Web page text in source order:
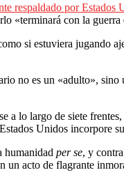
respaldado por Estados
«terminará con la guerra
si estuviera jugando
no es un «adulto»,
lo largo de siete
Unidos incorpore
humanidad per se, y
acto de flagrante